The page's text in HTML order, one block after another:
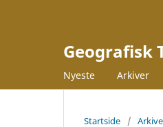
Geografisk
Nyeste Arkiver
Startside /